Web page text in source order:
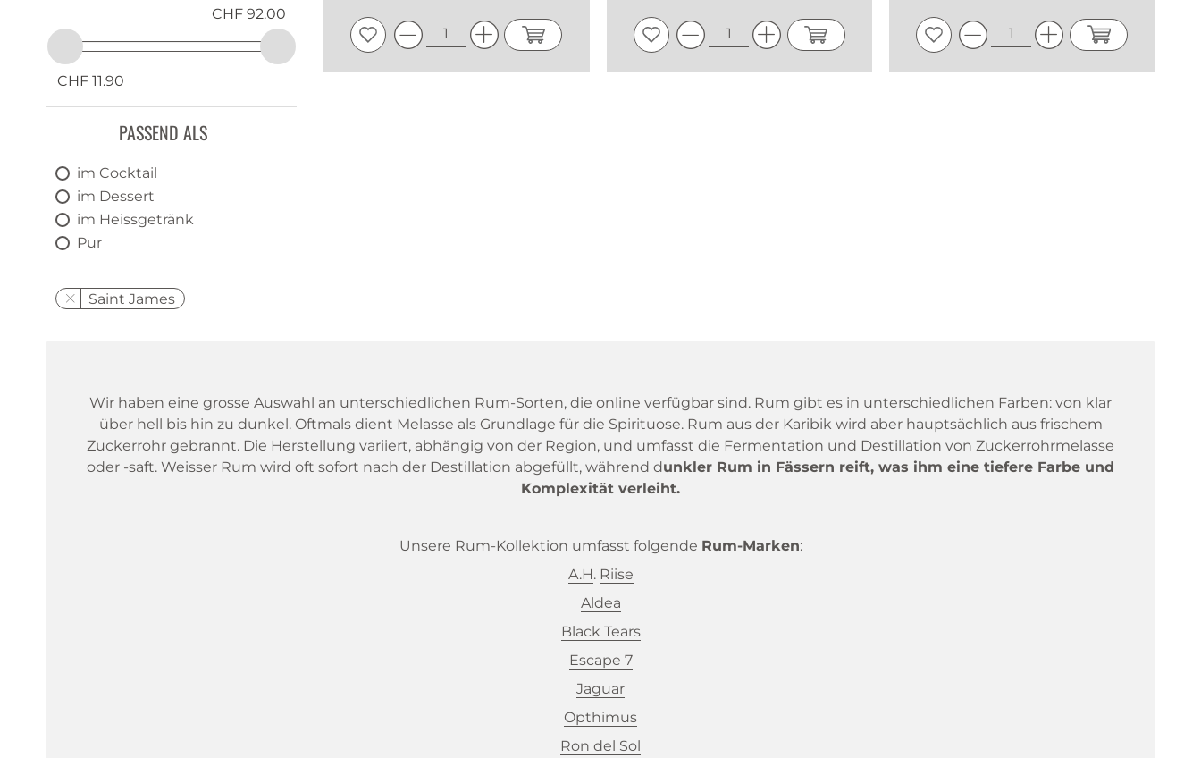
CHF 11.90
CHF 92.00
PASSEND ALS
im Cocktail
im Dessert
im Heissgetränk
Pur
Saint James
Wir haben eine grosse Auswahl an unterschiedlichen Rum-Sorten, die online verfügbar sind. Rum gibt es in unterschiedlichen Farben: von klar
über hell bis hin zu dunkel. Oftmals dient Melasse als Grundlage für die Spirituose. Rum aus der Karibik wird aber hauptsächlich aus frischem
Zuckerrohr gebrannt. Die Herstellung variiert, abhängig von der Region, und umfasst die Fermentation und Destillation von Zuckerrohrmelasse
oder -saft. Weisser Rum wird oft sofort nach der Destillation abgefüllt, während dunkler Rum in Fässern reift, was ihm eine tiefere Farbe und
Komplexität verleiht.
Unsere Rum-Kollektion umfasst folgende Rum-Marken:
A.H. Riise
Aldea
Black Tears
Escape 7
Jaguar
Opthimus
Ron del Sol